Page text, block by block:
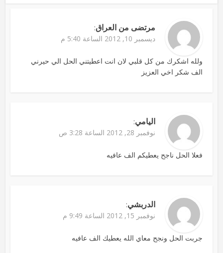
مرتضى من العراق:
ديسمبر 10, 2012 الساعة 5:40 م
ولله اشكرك من كل قلبي لان انت اعطيتني الحل الي حيرني
الف شكر اخي العزيز
اليامي:
نوفمبر 28, 2012 الساعة 3:28 ص
فعلا الحل ناجح يعطيكم الف عافيه
الدربشي:
نوفمبر 15, 2012 الساعة 9:49 م
جربت الحل ونجح معاي الله يعطيك الف عافيه